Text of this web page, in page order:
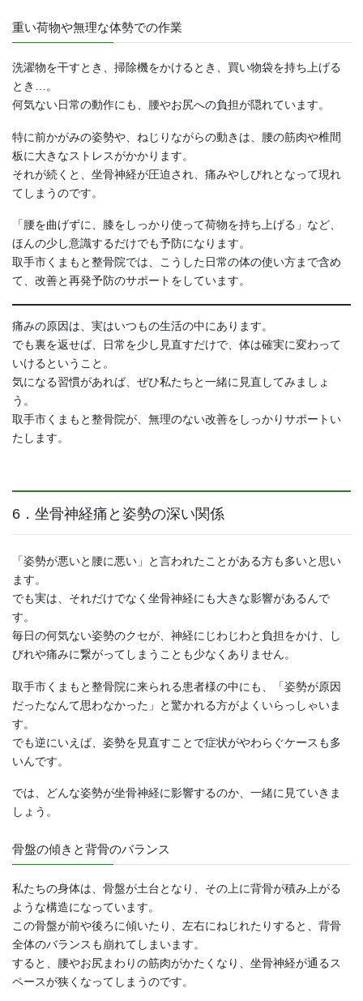
重い荷物や無理な体勢での作業
洗濯物を干すとき、掃除機をかけるとき、買い物袋を持ち上げる
とき…。
何気ない日常の動作にも、腰やお尻への負担が隠れています。
特に前かがみの姿勢や、ねじりながらの動きは、腰の筋肉や椎間
板に大きなストレスがかかります。
それが続くと、坐骨神経が圧迫され、痛みやしびれとなって現れ
てしまうのです。
「腰を曲げずに、膝をしっかり使って荷物を持ち上げる」など、
ほんの少し意識するだけでも予防になります。
取手市くまもと整骨院では、こうした日常の体の使い方まで含め
て、改善と再発予防のサポートをしています。
痛みの原因は、実はいつもの生活の中にあります。
でも裏を返せば、日常を少し見直すだけで、体は確実に変わって
いけるということ。
気になる習慣があれば、ぜひ私たちと一緒に見直してみましょ
う。
取手市くまもと整骨院が、無理のない改善をしっかりサポートい
たします。
6．坐骨神経痛と姿勢の深い関係
「姿勢が悪いと腰に悪い」と言われたことがある方も多いと思い
ます。
でも実は、それだけでなく坐骨神経にも大きな影響があるんで
す。
毎日の何気ない姿勢のクセが、神経にじわじわと負担をかけ、し
びれや痛みに繋がってしまうことも少なくありません。
取手市くまもと整骨院に来られる患者様の中にも、「姿勢が原因
だったなんて思わなかった」と驚かれる方がよくいらっしゃいま
す。
でも逆にいえば、姿勢を見直すことで症状がやわらぐケースも多
いんです。
では、どんな姿勢が坐骨神経に影響するのか、一緒に見ていきま
しょう。
骨盤の傾きと背骨のバランス
私たちの身体は、骨盤が土台となり、その上に背骨が積み上がる
ような構造になっています。
この骨盤が前や後ろに傾いたり、左右にねじれたりすると、背骨
全体のバランスも崩れてしまいます。
すると、腰やお尻まわりの筋肉がかたくなり、坐骨神経が通るス
ペースが狭くなってしまうのです。